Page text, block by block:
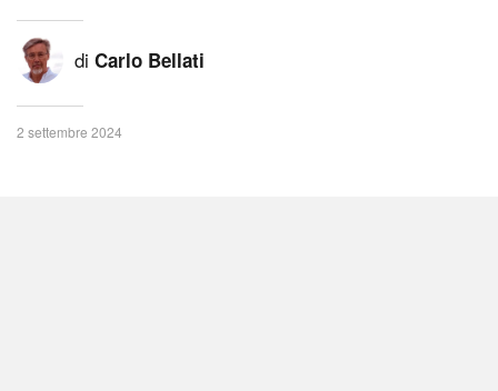
di Carlo Bellati
2 settembre 2024